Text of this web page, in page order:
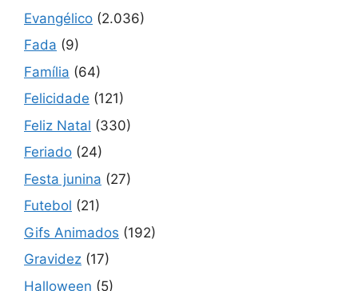
Evangélico (2.036)
Fada (9)
Família (64)
Felicidade (121)
Feliz Natal (330)
Feriado (24)
Festa junina (27)
Futebol (21)
Gifs Animados (192)
Gravidez (17)
Halloween (5)